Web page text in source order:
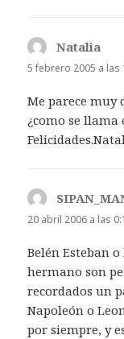
Natalia
5 febrero 2005 a las
Me parece muy
¿como se llama
20 abril 2006 a las
Belén Esteban
hermano son
recordados un
Napoleón o
por siempre, y